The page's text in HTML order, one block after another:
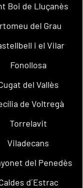
Boi de Lluçanès
del Grau
i el Vilar
Fonollosa
del Vallès
de Voltregà
Torrelavit
Viladecans
del Penedès
d´Estrac